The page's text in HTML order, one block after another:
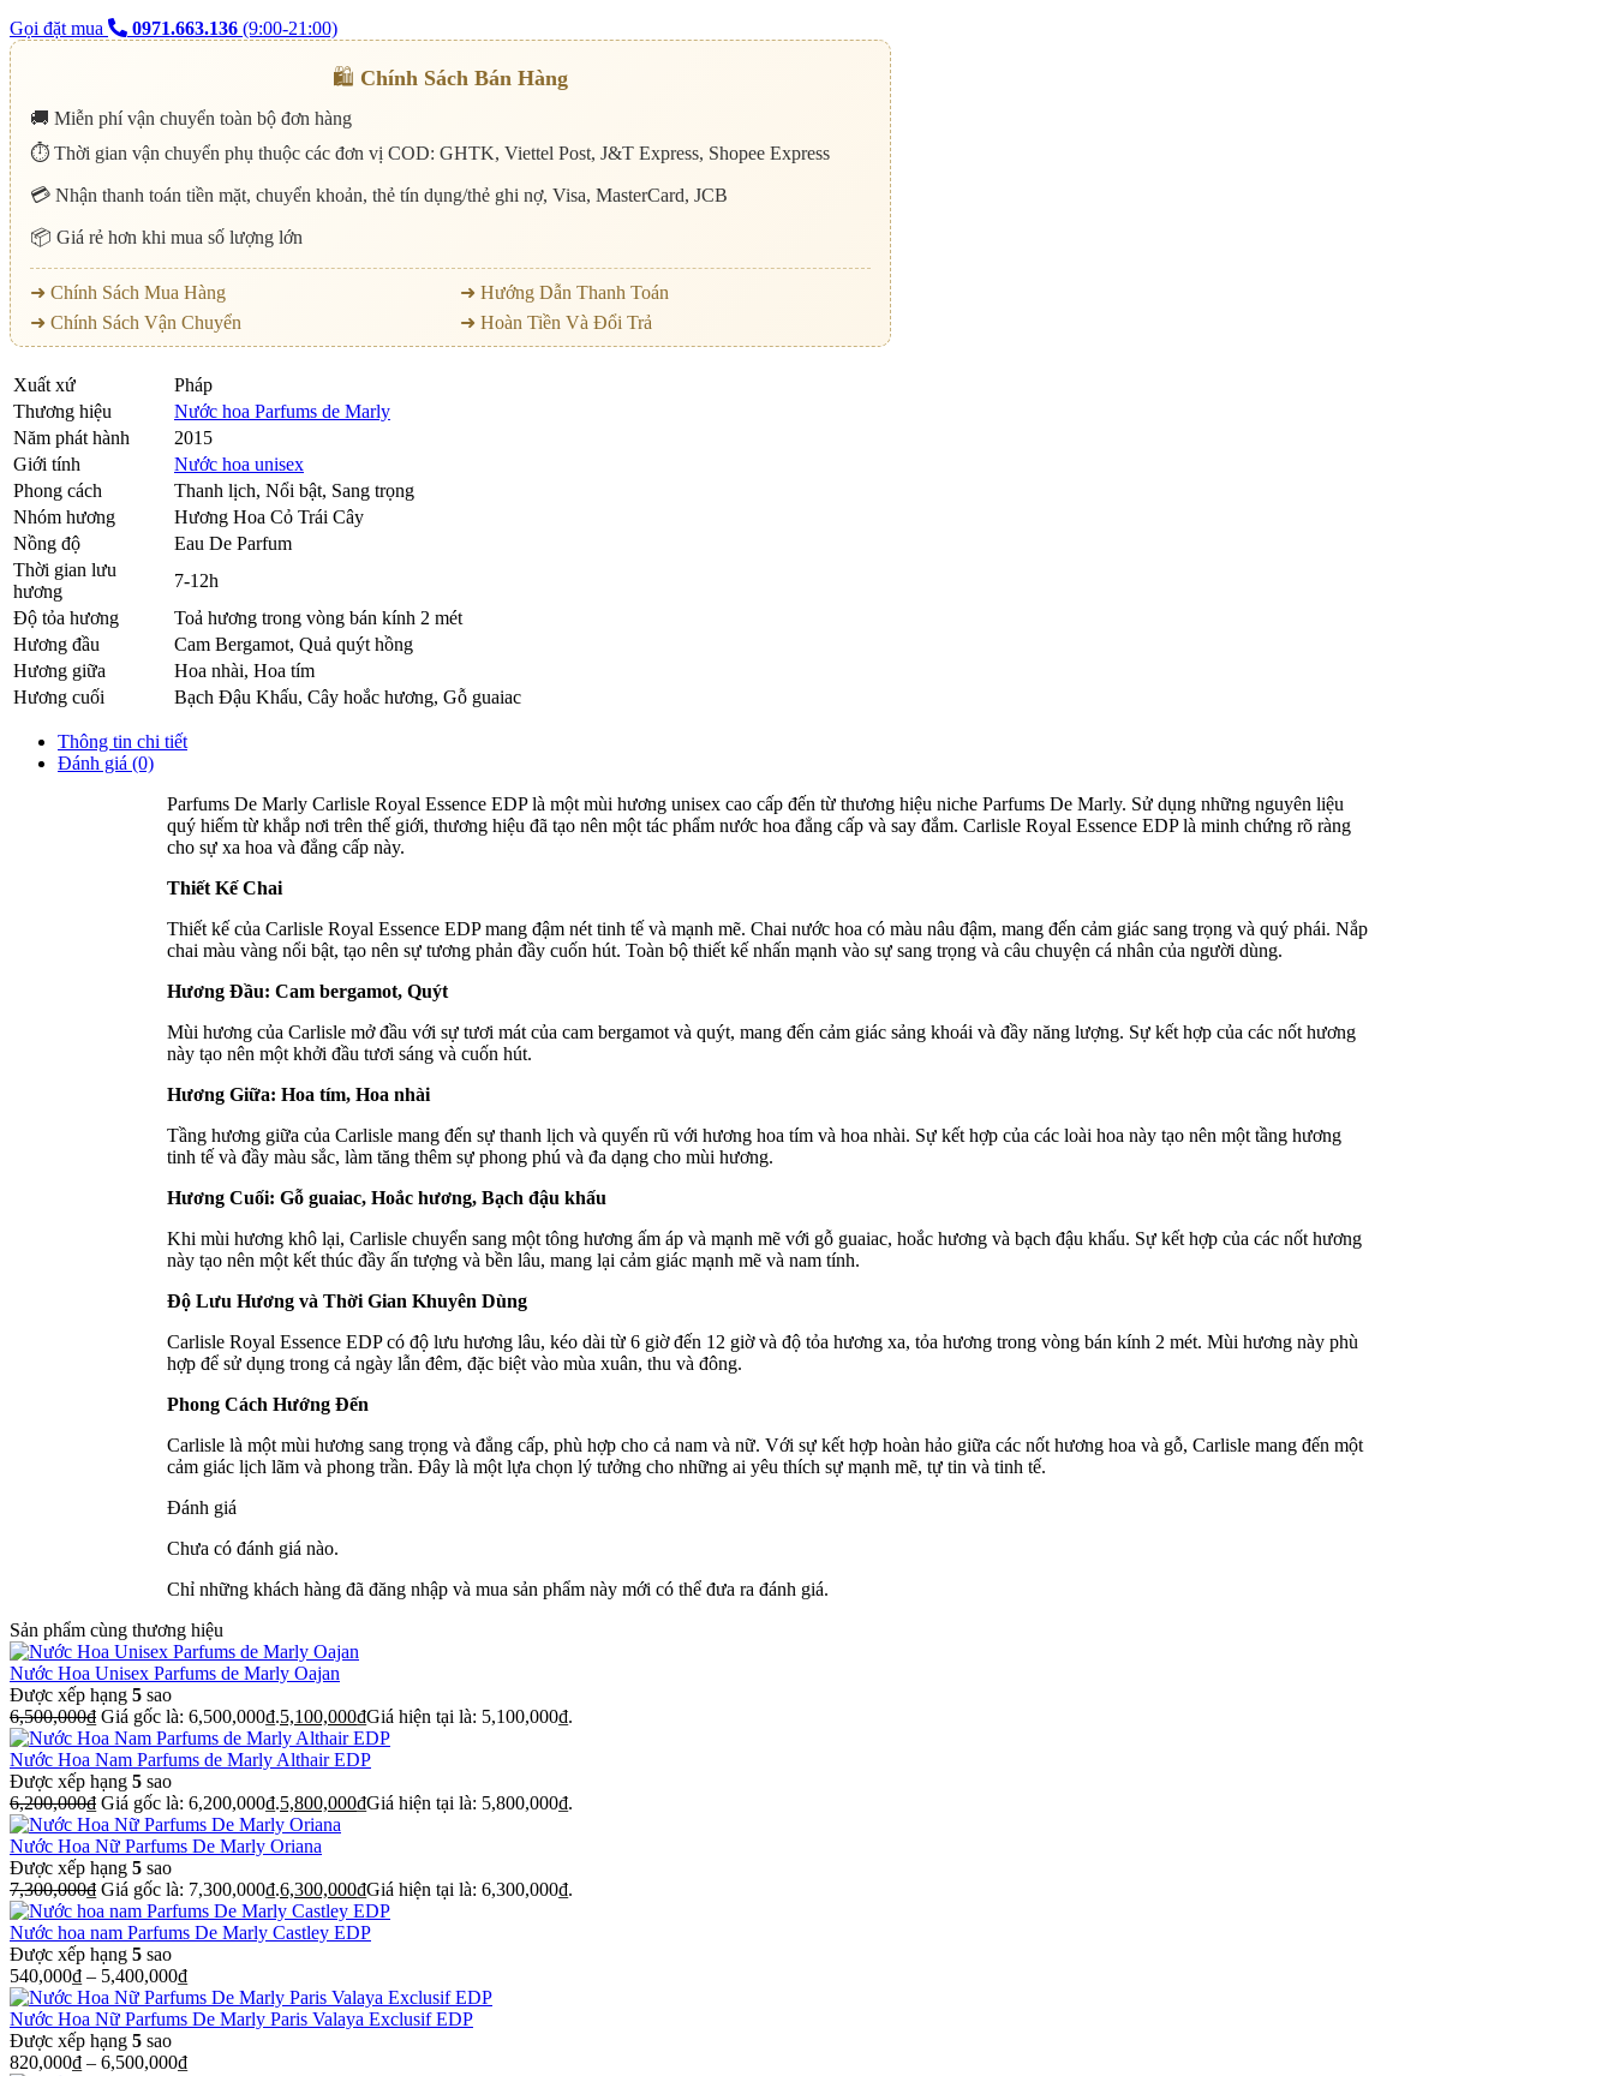
Gọi đặt mua
0971.663.136 (9:00-21:00)
🛍️ Chính Sách Bán Hàng
🚚 Miễn phí vận chuyển toàn bộ đơn hàng
⏱️ Thời gian vận chuyển phụ thuộc các đơn vị COD: GHTK, Viettel Post, J&T Express, Shopee Express
💳 Nhận thanh toán tiền mặt, chuyển khoản, thẻ tín dụng/thẻ ghi nợ, Visa, MasterCard, JCB
📦 Giá rẻ hơn khi mua số lượng lớn
➜ Chính Sách Mua Hàng
➜ Hướng Dẫn Thanh Toán
➜ Chính Sách Vận Chuyển
➜ Hoàn Tiền Và Đổi Trả
Xuất xứ
Pháp
Thương hiệu
Nước hoa Parfums de Marly
Năm phát hành
2015
Giới tính
Nước hoa unisex
Phong cách
Thanh lịch, Nổi bật, Sang trọng
Nhóm hương
Hương Hoa Cỏ Trái Cây
Nồng độ
Eau De Parfum
Thời gian lưu
hương
7-12h
Độ tỏa hương
Toả hương trong vòng bán kính 2 mét
Hương đầu
Cam Bergamot, Quả quýt hồng
Hương giữa
Hoa nhài, Hoa tím
Hương cuối
Bạch Đậu Khấu, Cây hoắc hương, Gỗ guaiac
Thông tin chi tiết
Đánh giá (0)
Parfums De Marly Carlisle Royal Essence EDP là một mùi hương unisex cao cấp đến từ thương hiệu niche Parfums De Marly. Sử dụng những nguyên liệu
quý hiếm từ khắp nơi trên thế giới, thương hiệu đã tạo nên một tác phẩm nước hoa đẳng cấp và say đắm. Carlisle Royal Essence EDP là minh chứng rõ ràng
cho sự xa hoa và đẳng cấp này.
Thiết Kế Chai
Thiết kế của Carlisle Royal Essence EDP mang đậm nét tinh tế và mạnh mẽ. Chai nước hoa có màu nâu đậm, mang đến cảm giác sang trọng và quý phái. Nắp
chai màu vàng nổi bật, tạo nên sự tương phản đầy cuốn hút. Toàn bộ thiết kế nhấn mạnh vào sự sang trọng và câu chuyện cá nhân của người dùng.
Hương Đầu: Cam bergamot, Quýt
Mùi hương của Carlisle mở đầu với sự tươi mát của cam bergamot và quýt, mang đến cảm giác sảng khoái và đầy năng lượng. Sự kết hợp của các nốt hương
này tạo nên một khởi đầu tươi sáng và cuốn hút.
Hương Giữa: Hoa tím, Hoa nhài
Tầng hương giữa của Carlisle mang đến sự thanh lịch và quyến rũ với hương hoa tím và hoa nhài. Sự kết hợp của các loài hoa này tạo nên một tầng hương
tinh tế và đầy màu sắc, làm tăng thêm sự phong phú và đa dạng cho mùi hương.
Hương Cuối: Gỗ guaiac, Hoắc hương, Bạch đậu khấu
Khi mùi hương khô lại, Carlisle chuyển sang một tông hương ấm áp và mạnh mẽ với gỗ guaiac, hoắc hương và bạch đậu khấu. Sự kết hợp của các nốt hương
này tạo nên một kết thúc đầy ấn tượng và bền lâu, mang lại cảm giác mạnh mẽ và nam tính.
Độ Lưu Hương và Thời Gian Khuyên Dùng
Carlisle Royal Essence EDP có độ lưu hương lâu, kéo dài từ 6 giờ đến 12 giờ và độ tỏa hương xa, tỏa hương trong vòng bán kính 2 mét. Mùi hương này phù
hợp để sử dụng trong cả ngày lẫn đêm, đặc biệt vào mùa xuân, thu và đông.
Phong Cách Hướng Đến
Carlisle là một mùi hương sang trọng và đẳng cấp, phù hợp cho cả nam và nữ. Với sự kết hợp hoàn hảo giữa các nốt hương hoa và gỗ, Carlisle mang đến một
cảm giác lịch lãm và phong trần. Đây là một lựa chọn lý tưởng cho những ai yêu thích sự mạnh mẽ, tự tin và tinh tế.
Đánh giá
Chưa có đánh giá nào.
Chỉ những khách hàng đã đăng nhập và mua sản phẩm này mới có thể đưa ra đánh giá.
Sản phẩm cùng thương hiệu
Nước Hoa Unisex Parfums de Marly Oajan
Được xếp hạng 5 sao
6,500,000₫ Giá gốc là: 6,500,000₫.5,100,000₫Giá hiện tại là: 5,100,000₫.
Nước Hoa Nam Parfums de Marly Althair EDP
Được xếp hạng 5 sao
6,200,000₫ Giá gốc là: 6,200,000₫.5,800,000₫Giá hiện tại là: 5,800,000₫.
Nước Hoa Nữ Parfums De Marly Oriana
Được xếp hạng 5 sao
7,300,000₫ Giá gốc là: 7,300,000₫.6,300,000₫Giá hiện tại là: 6,300,000₫.
Nước hoa nam Parfums De Marly Castley EDP
Được xếp hạng 5 sao
540,000₫ – 5,400,000₫
Nước Hoa Nữ Parfums De Marly Paris Valaya Exclusif EDP
Được xếp hạng 5 sao
820,000₫ – 6,500,000₫